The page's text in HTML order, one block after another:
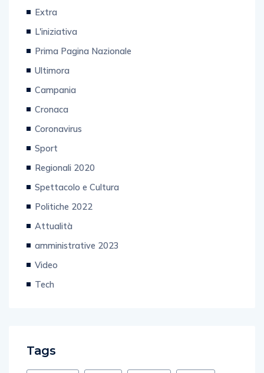
Extra
L'iniziativa
Prima Pagina Nazionale
Ultimora
Campania
Cronaca
Coronavirus
Sport
Regionali 2020
Spettacolo e Cultura
Politiche 2022
Attualità
amministrative 2023
Video
Tech
Tags